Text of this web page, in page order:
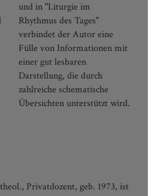
und in "Liturgie im
Rhythmus des Tages"
verbindet der Autor eine
Fülle von Informationen mit
einer gut lesbaren
Darstellung, die durch
zahlreiche schematische
Übersichten unterstützt wird.
Privatdozent, geb. 1973, ist